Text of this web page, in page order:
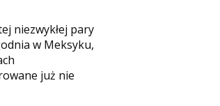
niezwykłej pary
w Meksyku,
już nie